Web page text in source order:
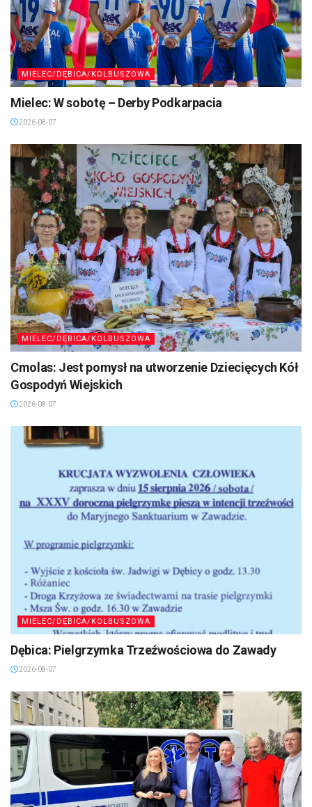
MIELEC/DĘBICA/KOLBUSZOWA
Mielec: W sobotę – Derby Podkarpacia
2026-08-07
MIELEC/DĘBICA/KOLBUSZOWA
Cmolas: Jest pomysł na utworzenie Dziecięcych Kół
Gospodyń Wiejskich
2026-08-07
MIELEC/DĘBICA/KOLBUSZOWA
Dębica: Pielgrzymka Trzeźwościowa do Zawady
2026-08-07